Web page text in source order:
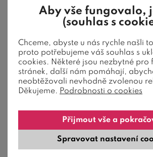
Přistýlka pod postele BW,
od
6 590Kč
8 238Kč
Aby vše fungovalo,
(souhlas s
Chceme, abyste u nás rychle našli
proto potřebujeme váš souhlas s
cookies. Některé jsou nezbytné pro
stránek, další nám pomáhají,
neobtěžovali nevhodně zvolenou
Děkujeme. Podrobnosti o cookies
Spravovat nastavení
Přijmout vše a